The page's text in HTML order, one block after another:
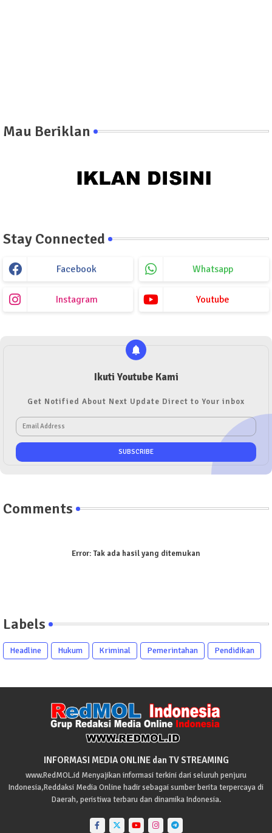
Mau Beriklan
Stay Connected
Facebook Whatsapp
Instagram Youtube
Ikuti Youtube Kami
Get Notified About Next Update Direct to Your inbox
Comments
Error:Tak ada hasil yang ditemukan
Labels
Headline Hukum Kriminal Pemerintahan Pendidikan
INFORMASI MEDIA ONLINE dan TV STREAMING
www.RedMOL.id Menyajikan informasi terkini dari seluruh penjuru
Indonesia,Reddaksi Media Online hadir sebagai sumber berita terpercaya di
Daerah, peristiwa terbaru dan dinamika Indonesia.